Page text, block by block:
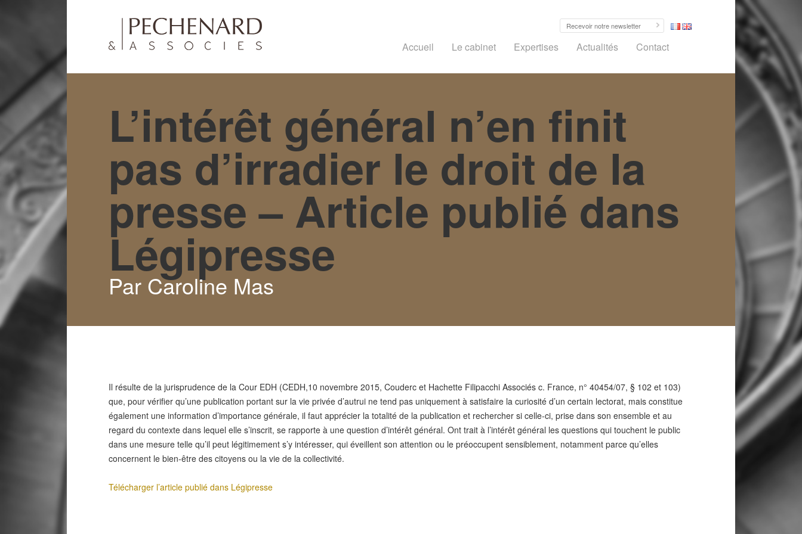
Accueil Le cabinet Expertises Actualités Contact
L’intérêt général n’en finit
pas d’irradier le droit de la
presse – Article publié dans
Légipresse
Par Caroline Mas
Il résulte de la jurisprudence de la Cour EDH (CEDH,10 novembre 2015, Couderc et Hachette Filipacchi Associés c. France, n° 40454/07, § 102 et 103)
que, pour vérifier qu’une publication portant sur la vie privée d’autrui ne tend pas uniquement à satisfaire la curiosité d’un certain lectorat, mais constitue
également une information d’importance générale, il faut apprécier la totalité de la publication et rechercher si celle-ci, prise dans son ensemble et au
regard du contexte dans lequel elle s’inscrit, se rapporte à une question d’intérêt général. Ont trait à l’intérêt général les questions qui touchent le public
dans une mesure telle qu’il peut légitimement s’y intéresser, qui éveillent son attention ou le préoccupent sensiblement, notamment parce qu’elles
concernent le bien-être des citoyens ou la vie de la collectivité.
Télécharger l’article publié dans Légipresse